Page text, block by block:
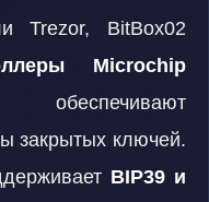
Trezor, BitBox02
Microchip
закрытых ключей.
BIP39 и